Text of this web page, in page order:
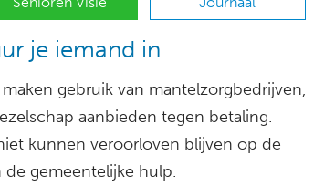
je iemand in
gebruik van mantelzorgbedrijven,
aanbieden tegen betaling.
kunnen veroorloven blijven op de
gemeentelijke hulp.